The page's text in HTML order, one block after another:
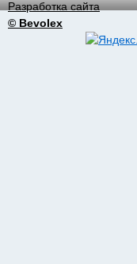
Разработка сайта
© Bevolex